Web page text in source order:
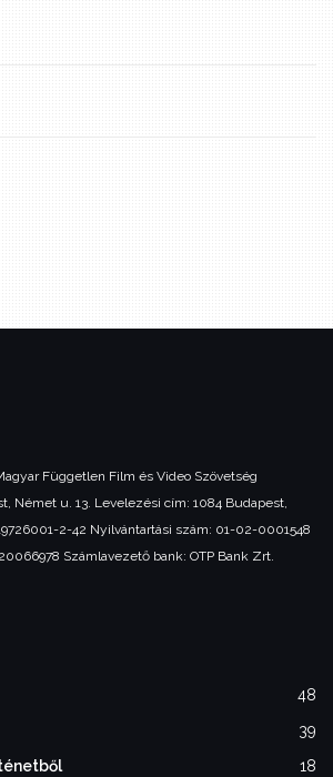
Független Film és Video Szövetség
Német u. 13. Levelezési cím: 1084 Budapest,
2-42 Nyilvántartási szám: 01-02-0001548
Számlavezető bank: OTP Bank Zrt.
48
39
18